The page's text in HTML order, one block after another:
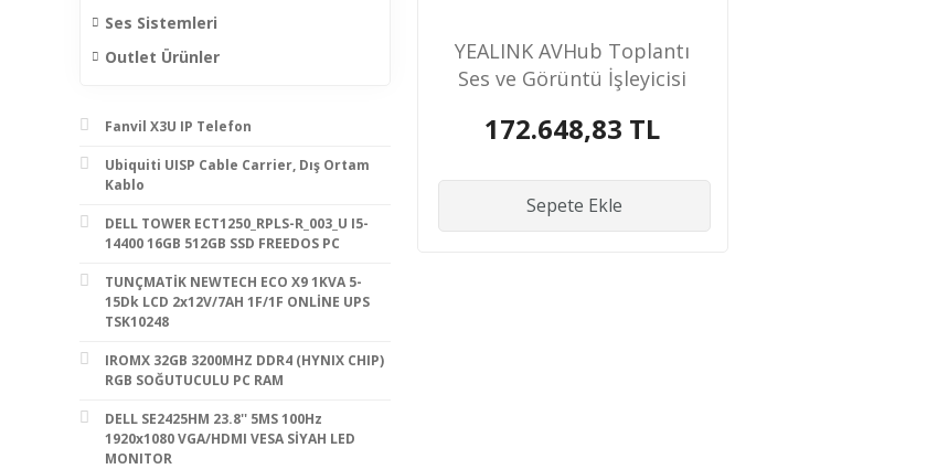
Ses Sistemleri
Outlet Ürünler
Fanvil X3U IP Telefon
Ubiquiti UISP Cable Carrier, Dış Ortam
Kablo
DELL TOWER ECT1250_RPLS-R_003_U I5-
14400 16GB 512GB SSD FREEDOS PC
TUNÇMATİK NEWTECH ECO X9 1KVA 5-
15Dk LCD 2x12V/7AH 1F/1F ONLİNE UPS
TSK10248
IROMX 32GB 3200MHZ DDR4 (HYNIX CHIP)
RGB SOĞUTUCULU PC RAM
DELL SE2425HM 23.8'' 5MS 100Hz
1920x1080 VGA/HDMI VESA SİYAH LED
MONITOR
YEALINK AVHub Toplantı
Ses ve Görüntü İşleyicisi
172.648,83 TL
Sepete Ekle